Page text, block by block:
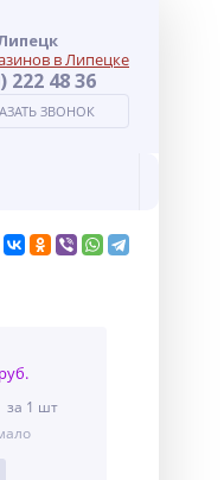
в Липецке
222 48 36
ЗВОНОК
за 1 шт